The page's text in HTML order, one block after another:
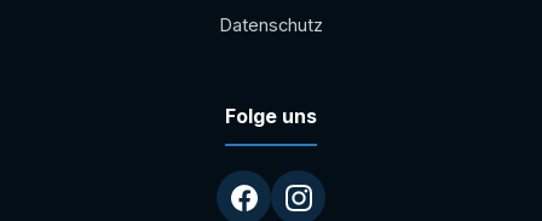
Datenschutz
Folge uns